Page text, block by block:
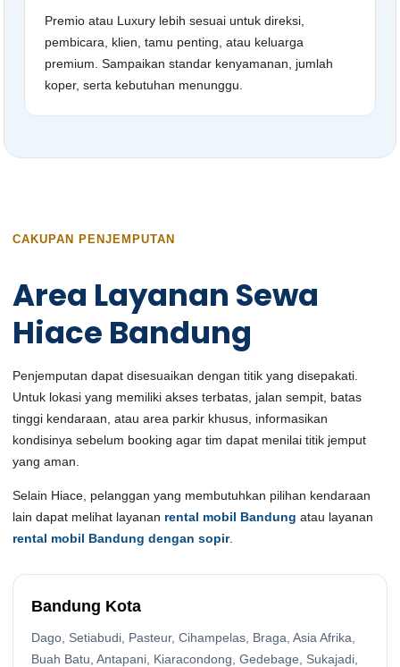
Premio atau Luxury lebih sesuai untuk direksi,
pembicara, klien, tamu penting, atau keluarga
premium. Sampaikan standar kenyamanan, jumlah
koper, serta kebutuhan menunggu.
CAKUPAN PENJEMPUTAN
Area Layanan Sewa
Hiace Bandung
Penjemputan dapat disesuaikan dengan titik yang disepakati.
Untuk lokasi yang memiliki akses terbatas, jalan sempit, batas
tinggi kendaraan, atau area parkir khusus, informasikan
kondisinya sebelum booking agar tim dapat menilai titik jemput
yang aman.
Selain Hiace, pelanggan yang membutuhkan pilihan kendaraan
lain dapat melihat layanan rental mobil Bandung atau layanan
rental mobil Bandung dengan sopir.
Bandung Kota
Dago, Setiabudi, Pasteur, Cihampelas, Braga, Asia Afrika,
Buah Batu, Antapani, Kiaracondong, Gedebage, Sukajadi,